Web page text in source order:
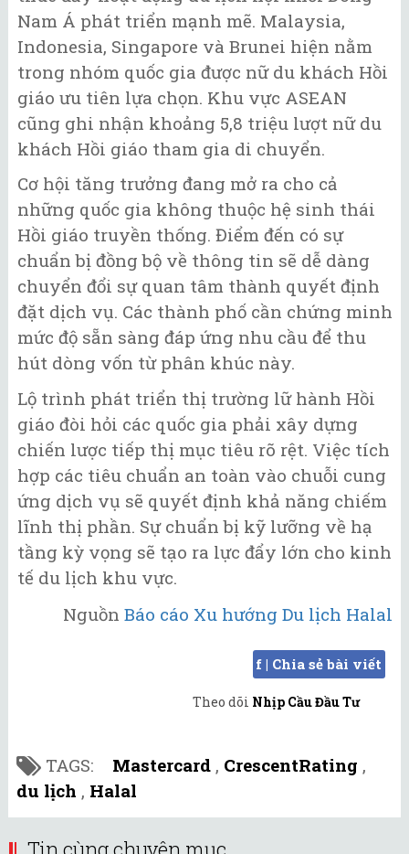
Nam Á phát triển mạnh mẽ. Malaysia,
Indonesia, Singapore và Brunei hiện nằm
trong nhóm quốc gia được nữ du khách Hồi
giáo ưu tiên lựa chọn. Khu vực ASEAN
cũng ghi nhận khoảng 5,8 triệu lượt nữ du
khách Hồi giáo tham gia di chuyển.
Cơ hội tăng trưởng đang mở ra cho cả
những quốc gia không thuộc hệ sinh thái
Hồi giáo truyền thống. Điểm đến có sự
chuẩn bị đồng bộ về thông tin sẽ dễ dàng
chuyển đổi sự quan tâm thành quyết định
đặt dịch vụ. Các thành phố cần chứng minh
mức độ sẵn sàng đáp ứng nhu cầu để thu
hút dòng vốn từ phân khúc này.
Lộ trình phát triển thị trường lữ hành Hồi
giáo đòi hỏi các quốc gia phải xây dựng
chiến lược tiếp thị mục tiêu rõ rệt. Việc tích
hợp các tiêu chuẩn an toàn vào chuỗi cung
ứng dịch vụ sẽ quyết định khả năng chiếm
lĩnh thị phần. Sự chuẩn bị kỹ lưỡng về hạ
tầng kỳ vọng sẽ tạo ra lực đẩy lớn cho kinh
tế du lịch khu vực.
Nguồn Báo cáo Xu hướng Du lịch Halal
f | Chia sẻ bài viết
Theo dõi Nhịp Cầu Đầu Tư
TAGS: Mastercard , CrescentRating ,
du lịch , Halal